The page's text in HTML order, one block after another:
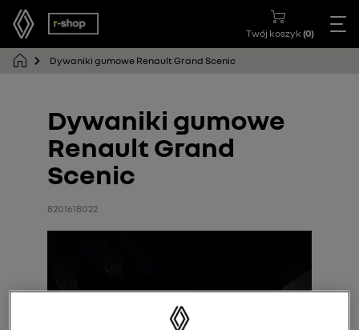
Twój koszyk (0)
Dywaniki gumowe Renault Grand Scenic
Dywaniki gumowe
Renault Grand
Scenic
8201618022